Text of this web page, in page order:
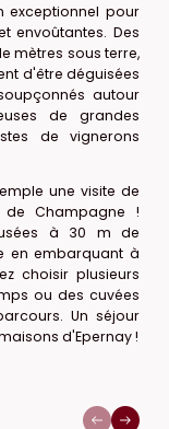
exceptionnel pour
envoûtantes. Des
mètres sous terre,
d'être déguisées
autour
de grandes
de vignerons
une visite de
Champagne !
à 30 m de
en embarquant à
choisir plusieurs
ou des cuvées
Un séjour
d'Epernay !